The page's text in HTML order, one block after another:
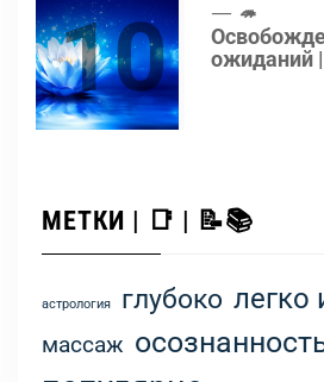
10 🦔
ожиданий
МЕТКИ | 📑 | 📝📚
астрология глубоко легко
массаж